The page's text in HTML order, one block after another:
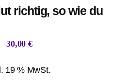
richtig, so wie du
30,00 €
19 % MwSt.